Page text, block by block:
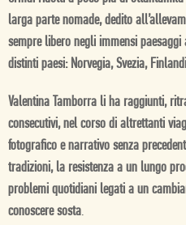
larga parte nomade, dedito
sempre libero negli immensi
distinti paesi: Norvegia, Svezia,
Valentina Tamborra li ha raggiunti,
consecutivi, nel corso di altrettanti
fotografico e narrativo senza
tradizioni, la resistenza a un lungo
problemi quotidiani legati a un
conoscere sosta.